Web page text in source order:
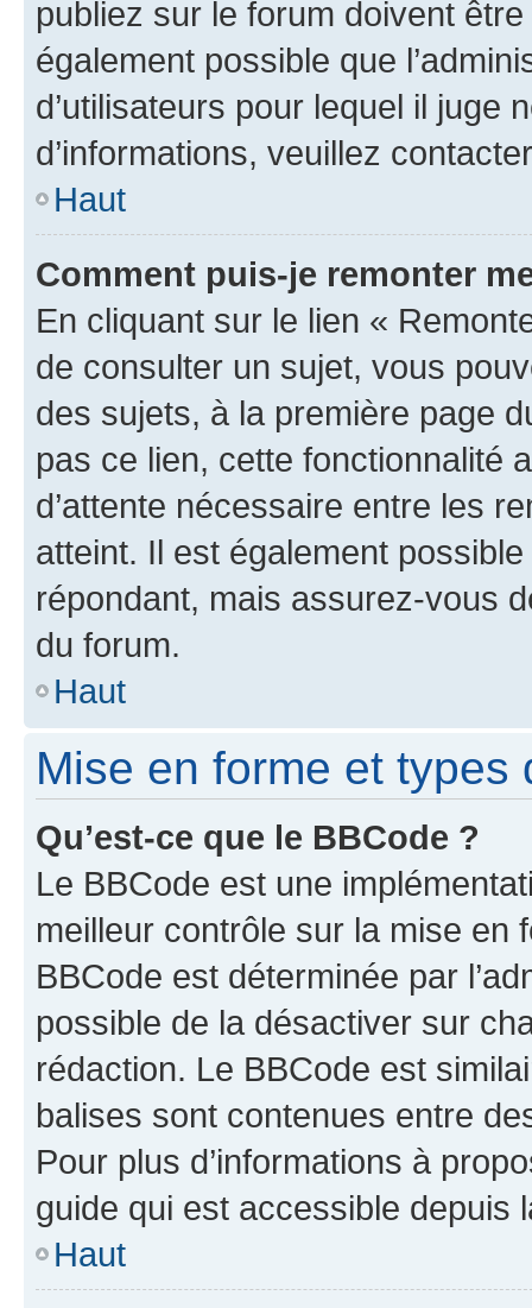
publiez sur le forum doivent
également possible que
d’utilisateurs pour lequel il juge
d’informations, veuillez
Haut
Comment puis-je remonter
En cliquant sur le lien «
de consulter un sujet, vous
des sujets, à la première page
pas ce lien, cette fonctionnalité
d’attente nécessaire entre les
atteint. Il est également
répondant, mais assurez-vous
du forum.
Haut
Mise en forme et types
Qu’est-ce que le BBCode ?
Le BBCode est une
meilleur contrôle sur la mise en
BBCode est déterminée par
possible de la désactiver sur
rédaction. Le BBCode est
balises sont contenues entre
Pour plus d’informations à
guide qui est accessible depuis
Haut